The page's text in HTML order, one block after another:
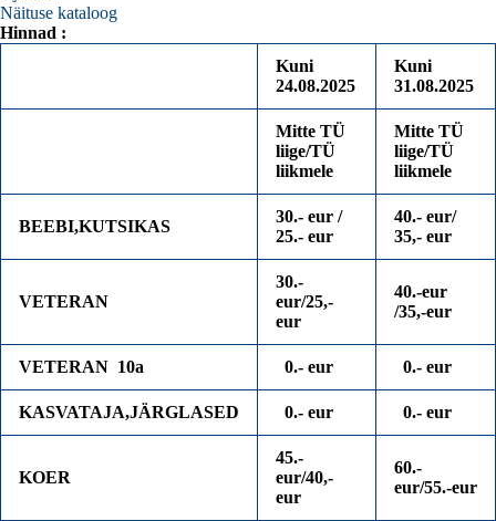
Näituse kataloog
Hinnad :
Kuni
24.08.2025
Kuni
31.08.2025
Mitte TÜ
liige/TÜ
liikmele
Mitte TÜ
liige/TÜ
liikmele
BEEBI,KUTSIKAS
30.- eur /
25.- eur
40.- eur/
35,- eur
VETERAN
30.-
eur/25,-
eur
40.-eur
/35,-eur
VETERAN 10a 0.- eur 0.- eur
KASVATAJA,JÄRGLASED 0.- eur 0.- eur
KOER
45.-
eur/40,-
eur
60.-
eur/55.-eur